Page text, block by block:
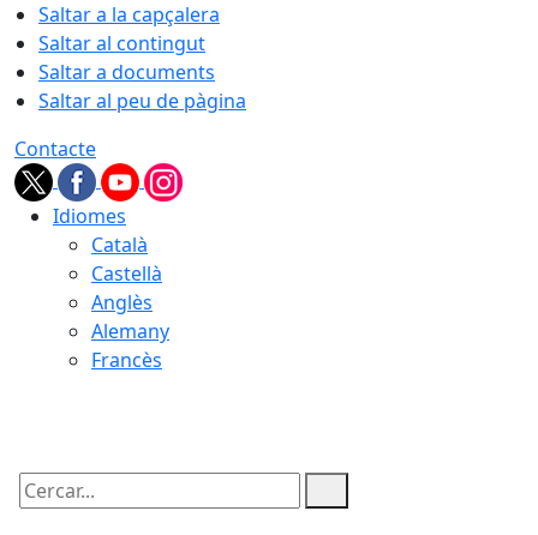
Saltar a la capçalera
Saltar al contingut
Saltar a documents
Saltar al peu de pàgina
Contacte
Idiomes
Català
Castellà
Anglès
Alemany
Francès
Cercar: